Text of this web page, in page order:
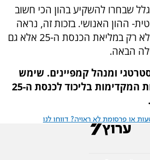
שבחרו להשקיע בהון הכי חשוב
ההון האנושי. בזכות זה, נראה
ששניהם ישבו יחד לא רק במליאת הכנסת ה-25 אלא גם
הבאה.
ומנהל קמפיינים. שימש
כקמפיינר בבחירות המקדימות בליכוד לכנסת ה-25
או פרסומת לא ראויה? דווחו לנו